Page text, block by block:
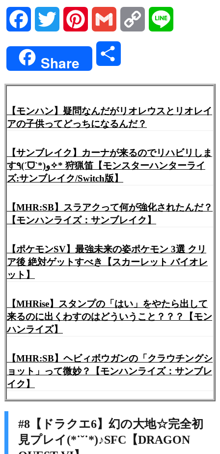
Facebook Twitter Pinterest Gmail Copy
Share
【モンハン】疑問なんだがリオレウスとリオレイ
アの子供ってどっちになるんだ？
【サンブレイク】カーナが来るのでリハビリしま
す٩(ˊᗜˋ*)و✧* 狩猟笛【モンスターハンターライ
ズ:サンブレイク/Switch版】
【MHR:SB】スラアクって何が強化されたんだ？
【モンハンライズ：サンブレイク】
【ポケモンSV】最強未来の姿ポケモン 3選 クリ
ア後 絶対ゲットすべき【スカーレット バイオレ
ット】
【MHRise】スタンプの「はい」をやたら出して
来るのに出くわすのはどういうこと？？？【モン
ハンライズ】
【MHR:SB】ヘビィボウガンの「クラウチングシ
ョット」って微妙？【モンハンライズ：サンブレ
イク】
#8【ドラクエ6】幻の大地☆完全初
見プレイ(*˙˘˙*)♪SFC【DRAGON